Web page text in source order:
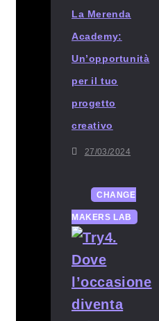
La Merenda
Academy:
Un’opportunità
per il tuo
progetto
creativo
27/03/2024
CHANGE
MAKERS LAB